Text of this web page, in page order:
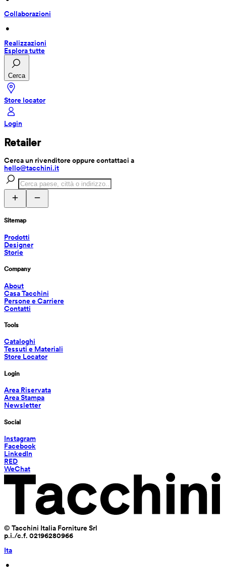
Collaborazioni
•
Realizzazioni
Esplora tutte
Cerca
Store locator
Login
Retailer
Cerca un rivenditore oppure contattaci a
hello@tacchini.it
Sitemap
Prodotti
Designer
Storie
Company
About
Casa Tacchini
Persone e Carriere
Contatti
Tools
Cataloghi
Tessuti e Materiali
Store Locator
Login
Area Riservata
Area Stampa
Newsletter
Social
Instagram
Facebook
LinkedIn
RED
WeChat
© Tacchini Italia Forniture Srl
p.i./c.f. 02196280966
Ita
•